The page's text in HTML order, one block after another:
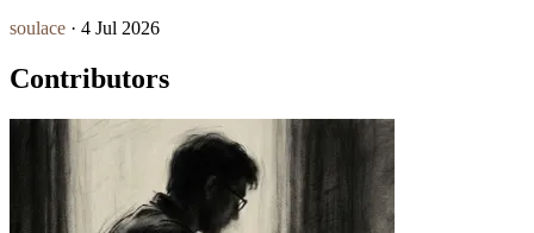
soulace · 4 Jul 2026
Contributors